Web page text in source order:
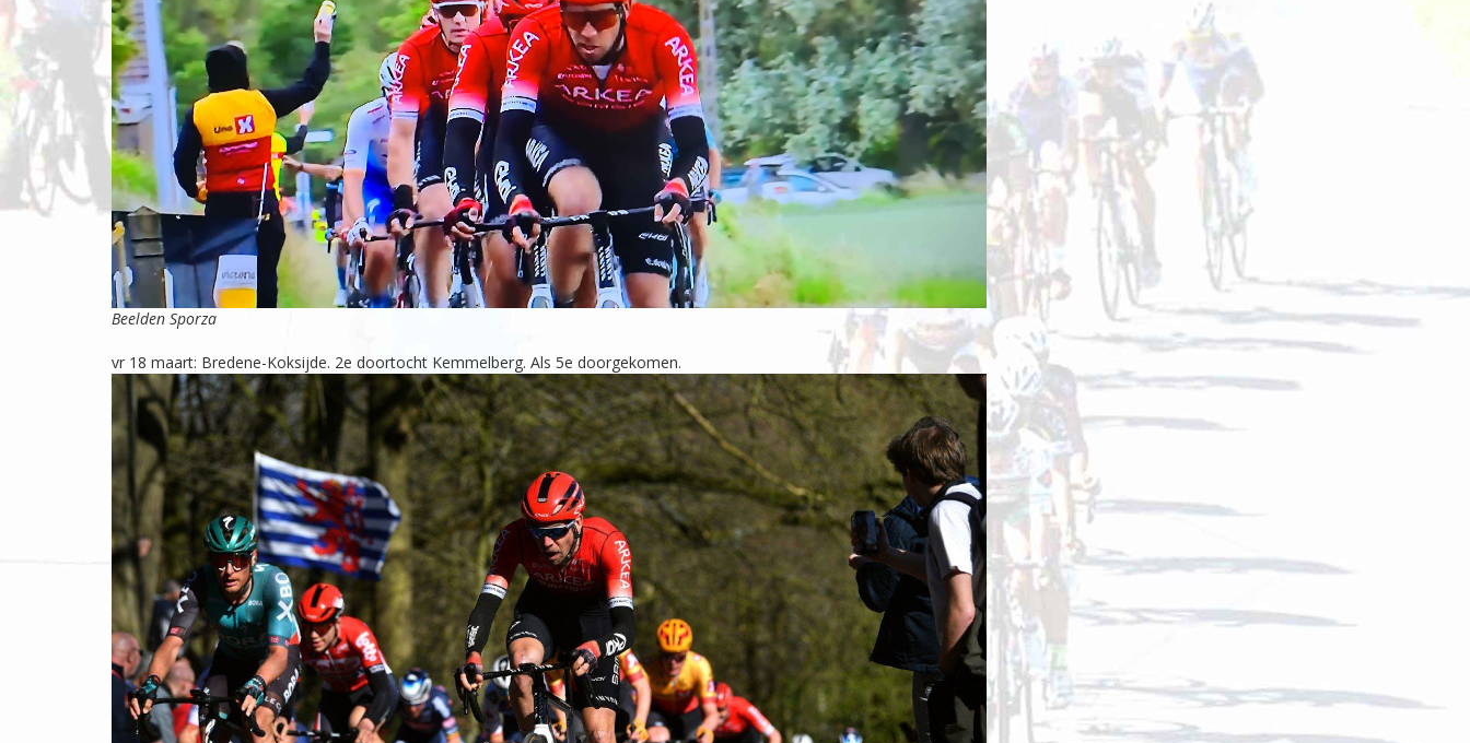
Beelden Sporza
vr 18 maart: Bredene-Koksijde. 2e doortocht Kemmelberg. Als 5e doorgekomen.